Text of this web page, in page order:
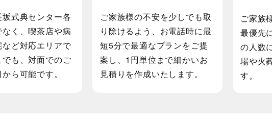
式典センター各
く、喫茶店や病
ど対応エリアで
も、対面でのご
ら可能です。
ご家族様の不安を少しでも取
り除けるよう、お電話時に最
短5分で最適なプランをご提
案し、1円単位まで細かいお
見積りを作成いたします。
ご家族
最優先
の人数
場や火
す。